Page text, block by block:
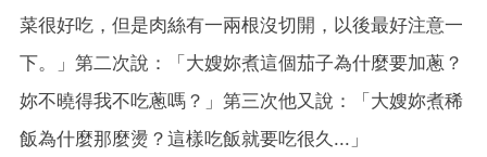
菜很好吃，但是肉絲有一兩根沒切開，以後最好注意一
下。」第二次說：「大嫂妳煮這個茄子為什麼要加蔥？
妳不曉得我不吃蔥嗎？」第三次他又說：「大嫂妳煮稀
飯為什麼那麼燙？這樣吃飯就要吃很久...」